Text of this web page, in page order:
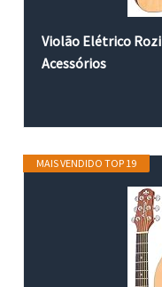
Violão Elétrico
Acessórios
MAIS VENDIDO TOP 19